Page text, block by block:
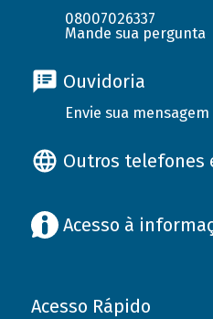
08007026337
Mande sua pergunta
Ouvidoria
Envie sua mensagem
Outros telefones
Acesso à
Acesso Rápido